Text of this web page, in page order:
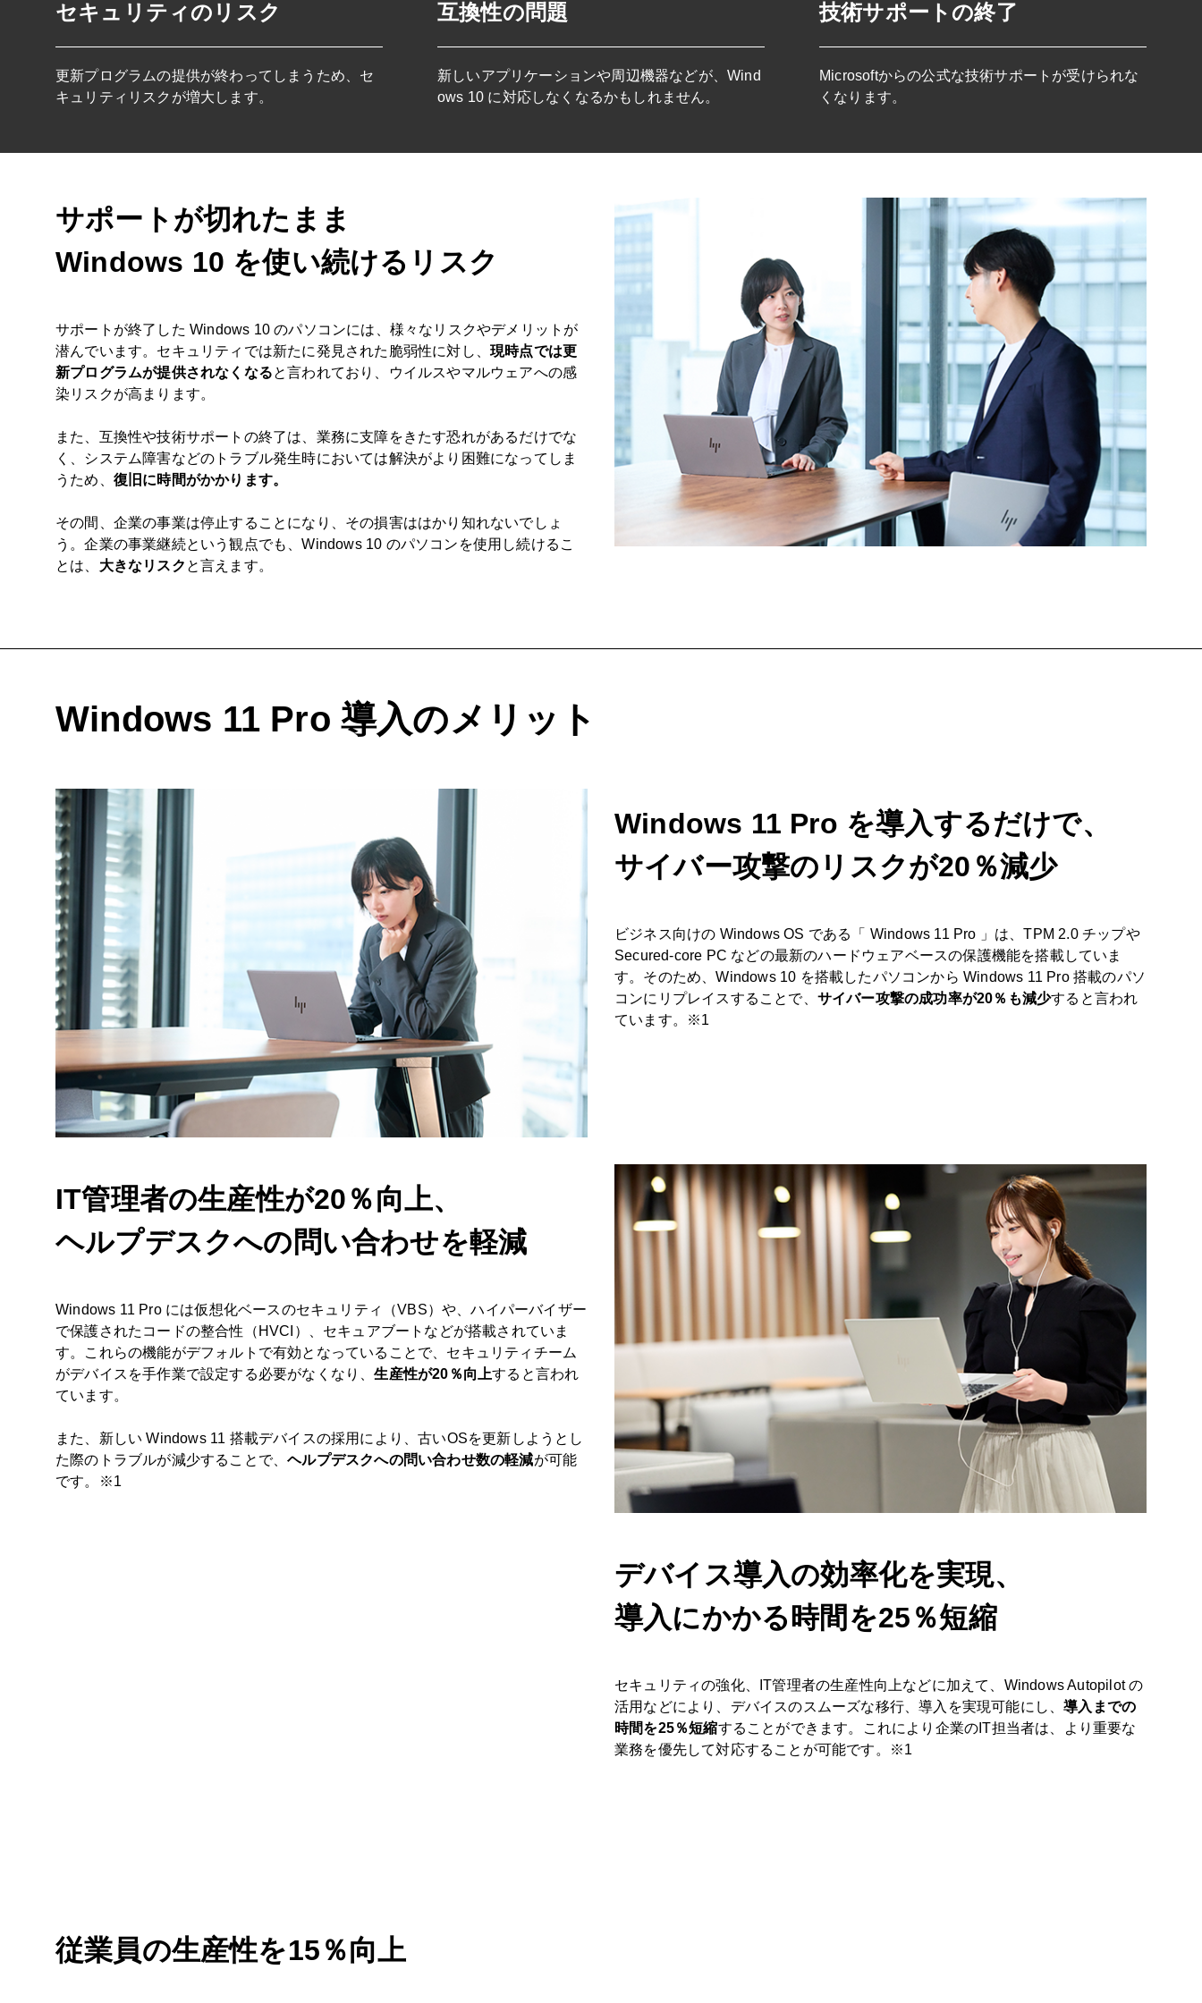
セキュリティのリスク
更新プログラムの提供が終わってしまうため、セ
キュリティリスクが増大します。
互換性の問題
新しいアプリケーションや周辺機器などが、Wind
ows 10 に対応しなくなるかもしれません。
技術サポートの終了
Microsoftからの公式な技術サポートが受けられな
くなります。
サポートが切れたまま
Windows 10 を使い続けるリスク
サポートが終了した Windows 10 のパソコンには、様々なリスクやデメリットが
潜んでいます。セキュリティでは新たに発見された脆弱性に対し、現時点では更
新プログラムが提供されなくなると言われており、ウイルスやマルウェアへの感
染リスクが高まります。
また、互換性や技術サポートの終了は、業務に支障をきたす恐れがあるだけでな
く、システム障害などのトラブル発生時においては解決がより困難になってしま
うため、 復旧に時間がかかります。
その間、企業の事業は停止することになり、その損害ははかり知れないでしょ
う。企業の事業継続という観点でも、Windows 10 のパソコンを使用し続けるこ
とは、 大きなリスク と言えます。
Windows 11 Pro 導入のメリット
Windows 11 Pro を導入するだけで、
サイバー攻撃のリスクが20％減少
ビジネス向けの Windows OS である「 Windows 11 Pro 」は、TPM 2.0 チップや
Secured-core PC などの最新のハードウェアベースの保護機能を搭載していま
す。そのため、Windows 10 を搭載したパソコンから Windows 11 Pro 搭載のパソ
コンにリプレイスすることで、 サイバー攻撃の成功率が20％も減少すると言われ
ています。※1
IT管理者の生産性が20％向上、
ヘルプデスクへの問い合わせを軽減
Windows 11 Pro には仮想化ベースのセキュリティ（VBS）や、ハイパーバイザー
で保護されたコードの整合性（HVCI）、セキュアブートなどが搭載されていま
す。これらの機能がデフォルトで有効となっていることで、セキュリティチーム
がデバイスを手作業で設定する必要がなくなり、生産性が20％向上すると言われ
ています。
また、新しい Windows 11 搭載デバイスの採用により、古いOSを更新しようとし
た際のトラブルが減少することで、ヘルプデスクへの問い合わせ数の軽減が可能
です。※1
デバイス導入の効率化を実現、
導入にかかる時間を25％短縮
セキュリティの強化、IT管理者の生産性向上などに加えて、Windows Autopilot の
活用などにより、デバイスのスムーズな移行、導入を実現可能にし、導入までの
時間を25％短縮することができます。これにより企業のIT担当者は、より重要な
業務を優先して対応することが可能です。※1
従業員の生産性を15％向上